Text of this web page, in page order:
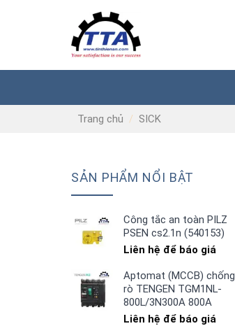
Trang chủ / SICK
SẢN PHẨM NỔI BẬT
Công tắc an toàn PILZ
PSEN cs2.1n (540153)
Liên hệ để báo giá
Aptomat (MCCB) chống
rò TENGEN TGM1NL-
800L/3N300A 800A
Liên hệ để báo giá